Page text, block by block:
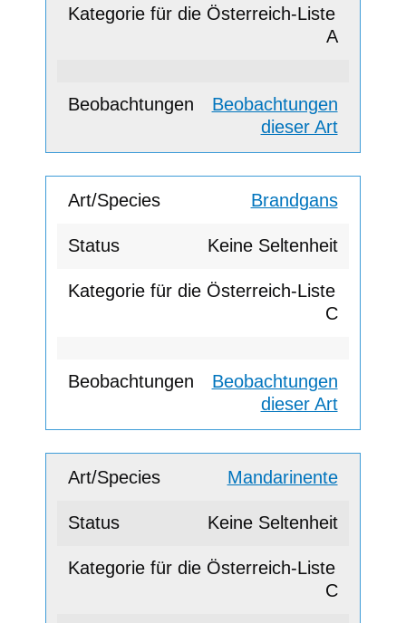
A
Beobachtungen
dieser Art
Brandgans
Keine Seltenheit
C
Beobachtungen
dieser Art
Mandarinente
Keine Seltenheit
C